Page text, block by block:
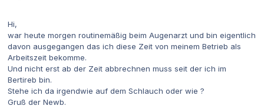
Hi,
war heute morgen routinemäßig beim Augenarzt und bin eigentlich
davon ausgegangen das ich diese Zeit von meinem Betrieb als
Arbeitszeit bekomme.
Und nicht erst ab der Zeit abbrechnen muss seit der ich im
Bertireb bin.
Stehe ich da irgendwie auf dem Schlauch oder wie ?
Gruß der Newb.